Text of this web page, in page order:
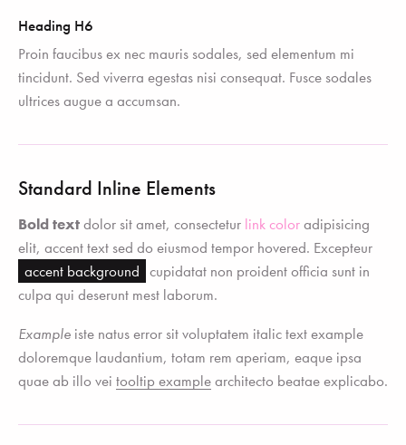
Heading H6
Proin faucibus ex nec mauris sodales, sed elementum mi
tincidunt. Sed viverra egestas nisi consequat. Fusce sodales
ultrices augue a accumsan.
Standard Inline Elements
Bold textdolor sit amet, consectetur link coloradipisicing
elit, accent text sed do eiusmod tempor hovered. Excepteur
accent background cupidatat non proident officia sunt in
culpa qui deserunt mest laborum.
Example iste natus error sit voluptatem italic text example
doloremque laudantium, totam rem aperiam, eaque ipsa
quae ab illo vei tooltip examplearchitecto beatae explicabo.